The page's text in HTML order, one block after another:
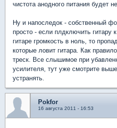
чистота анодного питания будет
Ну и напоследок - собственный
просто - если плдключить гитару
гитаре громкость в ноль, то
которые ловит гитара. Как
треск. Все слышимое при
усилителя, тут уже смотрите
устранять.
Pokfor
16 августа 2011 - 16:53